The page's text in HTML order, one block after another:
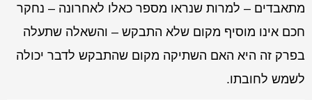
מתאבדים – למרות שנראו מספר כאלו לאחרונה – נחקר
חכם אינו מוסיף מקום שלא התבקש – והשאלה שתעלה
בפרק זה היא האם השתיקה מקום שהתבקש לדבר יכולה
לשמש לחובתו.